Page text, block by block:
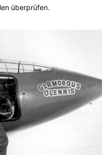
überprüfen.